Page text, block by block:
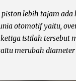
lebih tajam ada
otomotif yaitu,
ketiga istilah tersebut
merubah diameter